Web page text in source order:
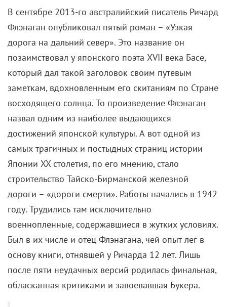
В сентябре 2013-го австралийский писатель Ричард
Флэнаган опубликовал пятый роман – «Узкая
дорога на дальний север». Это название он
позаимствовал у японского поэта XVII века Басе,
который дал такой заголовок своим путевым
заметкам, вдохновленным его скитаниям по Стране
восходящего солнца. То произведение Флэнаган
назвал одним из наиболее выдающихся
достижений японской культуры. А вот одной из
самых трагичных и постыдных страниц истории
Японии XX столетия, по его мнению, стало
строительство Тайско-Бирманской железной
дороги – «дороги смерти». Работы начались в 1942
году. Трудились там исключительно
военнопленные, содержавшиеся в жутких условиях.
Был в их числе и отец Флэнагана, чей опыт лег в
основу книги, отнявшей у Ричарда 12 лет. Лишь
после пяти неудачных версий родилась финальная,
обласканная критиками и завоевавшая Букера.